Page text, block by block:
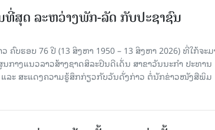
ສຸດ ລະຫວ່າງພັກ-ລັດ ກັບປະຊາຊົນ
ຄົບຮອບ 76 ປີ (13 ສິງຫາ 1950 – 13 ສິງຫາ 2026) ທີ່ໃກ້ຈະມ
າງແນວລາວສ້າງຊາດສິລະປິນດີເດັ່ນ ສາຂາວັນນະກໍາ ປະທານ
ລະ ສະແດງຄວາມຮູ້ສຶກກ່ຽວກັບວັນດັ່ງກ່າວ ຕໍ່ນັກຂ່າວໜັງສືພິມ